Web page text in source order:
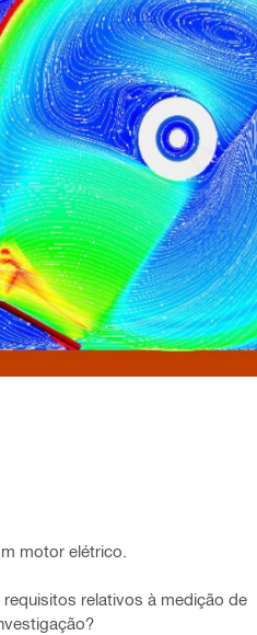
motor elétrico.
relativos à medição de